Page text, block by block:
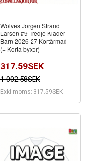
Wolves Jorgen Strand
Larsen #9 Tredje Kläder
Barn 2026-27 Kortärmad
(+ Korta byxor)
317.59SEK
1 002.58SEK
Exkl moms: 317.59SEK